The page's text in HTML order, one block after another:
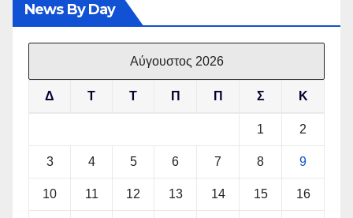
News By Day
Αύγουστος 2026
Δ Τ Τ Π Π Σ Κ
1 2
3 4 5 6 7 8 9
10 11 12 13 14 15 16